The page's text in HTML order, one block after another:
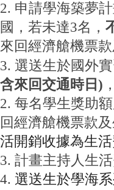
2. 申請學海築夢
國 ，若未達3名 ，
來回經濟艙機票
3. 選送生於國外
含來回交通時日)
2. 每名學生獎助
回經濟艙機票款
活開銷收據為生
3. 計畫主持人生
4. 選送生於學海